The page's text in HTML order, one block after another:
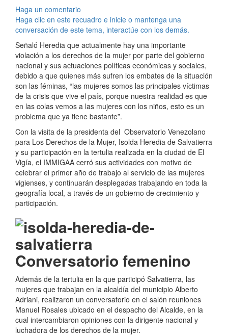
Haga un comentario
Haga clic en este recuadro e inicie o mantenga una
conversación de este tema, interactúe con los demás.
Señaló Heredia que actualmente hay una importante
violación a los derechos de la mujer por parte del gobierno
nacional y sus actuaciones políticas económicas y sociales,
debido a que quienes más sufren los embates de la situación
son las féminas, “las mujeres somos las principales víctimas
de la crisis que vive el país, porque nuestra realidad es que
en las colas vemos a las mujeres con los niños, esto es un
problema que ya tiene bastante”.
Con la visita de la presidenta del Observatorio Venezolano
para Los Derechos de la Mujer, Isolda Heredia de Salvatierra
y su participación en la tertulia realizada en la ciudad de El
Vigía, el IMMIGAA cerró sus actividades con motivo de
celebrar el primer año de trabajo al servicio de las mujeres
vigienses, y continuarán desplegadas trabajando en toda la
geografía local, a través de un gobierno de crecimiento y
participación.
Conversatorio femenino
Además de la tertulia en la que participó Salvatierra, las
mujeres que trabajan en la alcaldía del municipio Alberto
Adriani, realizaron un conversatorio en el salón reuniones
Manuel Rosales ubicado en el despacho del Alcalde, en la
cual intercambiaron opiniones con la dirigente nacional y
luchadora de los derechos de la mujer.